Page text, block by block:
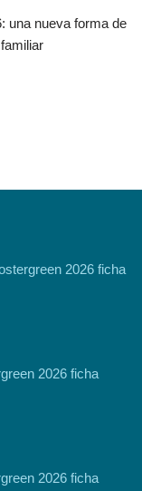
una nueva forma de
2026 ficha
2026 ficha
2026 ficha